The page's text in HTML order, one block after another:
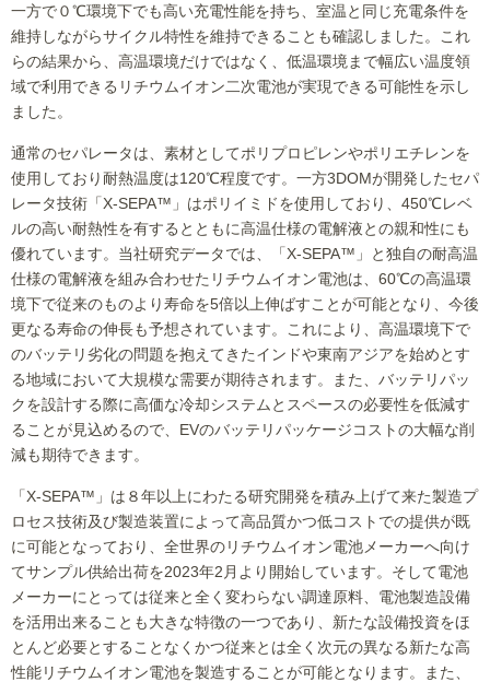
一方で０℃環境下でも高い充電性能を持ち、室温と同じ充電条件を
維持しながらサイクル特性を維持できることも確認しました。これ
らの結果から、高温環境だけではなく、低温環境まで幅広い温度領
域で利用できるリチウムイオン二次電池が実現できる可能性を示し
ました。
通常のセパレータは、素材としてポリプロピレンやポリエチレンを
使用しており耐熱温度は120℃程度です。一方3DOMが開発したセパ
レータ技術「X-SEPA™」はポリイミドを使用しており、450℃レベ
ルの高い耐熱性を有するとともに高温仕様の電解液との親和性にも
優れています。当社研究データでは、「X-SEPA™」と独自の耐高温
仕様の電解液を組み合わせたリチウムイオン電池は、60℃の高温環
境下で従来のものより寿命を5倍以上伸ばすことが可能となり、今後
更なる寿命の伸長も予想されています。これにより、高温環境下で
のバッテリ劣化の問題を抱えてきたインドや東南アジアを始めとす
る地域において大規模な需要が期待されます。また、バッテリパッ
クを設計する際に高価な冷却システムとスペースの必要性を低減す
ることが見込めるので、EVのバッテリパッケージコストの大幅な削
減も期待できます。
「X-SEPA™」は８年以上にわたる研究開発を積み上げて来た製造プ
ロセス技術及び製造装置によって高品質かつ低コストでの提供が既
に可能となっており、全世界のリチウムイオン電池メーカーへ向け
てサンプル供給出荷を2023年2月より開始しています。そして電池
メーカーにとっては従来と全く変わらない調達原料、電池製造設備
を活用出来ることも大きな特徴の一つであり、新たな設備投資をほ
とんど必要とすることなくかつ従来とは全く次元の異なる新たな高
性能リチウムイオン電池を製造することが可能となります。また、